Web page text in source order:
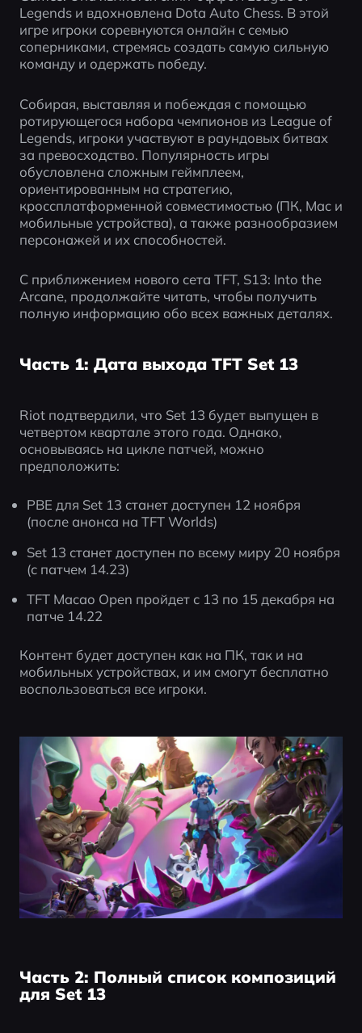
Legends и вдохновлена Dota Auto Chess. В этой
игре игроки соревнуются онлайн с семью
соперниками, стремясь создать самую сильную
команду и одержать победу.
Собирая, выставляя и побеждая с помощью
ротирующегося набора чемпионов из League of
Legends, игроки участвуют в раундовых битвах
за превосходство. Популярность игры
обусловлена сложным геймплеем,
ориентированным на стратегию,
кроссплатформенной совместимостью (ПК, Mac и
мобильные устройства), а также разнообразием
персонажей и их способностей.
С приближением нового сета TFT, S13: Into the
Arcane, продолжайте читать, чтобы получить
полную информацию обо всех важных деталях.
Часть 1: Дата выхода TFT Set 13
Riot подтвердили, что Set 13 будет выпущен в
четвертом квартале этого года. Однако,
основываясь на цикле патчей, можно
предположить:
PBE для Set 13 станет доступен 12 ноября
(после анонса на TFT Worlds)
Set 13 станет доступен по всему миру 20 ноября
(с патчем 14.23)
TFT Macao Open пройдет с 13 по 15 декабря на
патче 14.22
Контент будет доступен как на ПК, так и на
мобильных устройствах, и им смогут бесплатно
воспользоваться все игроки.
Часть 2: Полный список композиций
для Set 13